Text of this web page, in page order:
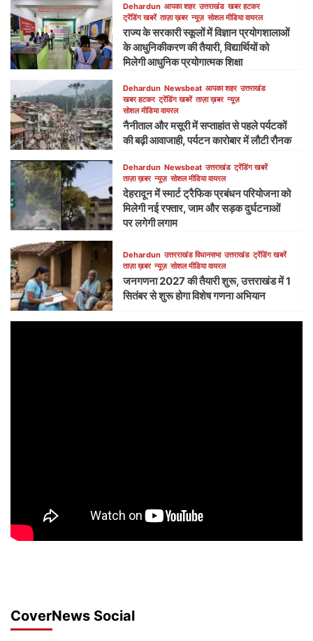
Dehardun आपका शहर उत्तराखंड खबर हटकर
ट्रेंडिंग खबरें ताज़ा ख़बर न्यूज़ सोशल मीडिया वायरल
राज्य के सरकारी स्कूलों में विज्ञान प्रयोगशालाओं
के आधुनिकीकरण की तैयारी, विद्यार्थियों को
मिलेगी आधुनिक प्रयोगात्मक शिक्षा
Dehardun Newsbeat आपका शहर उत्तराखंड
खबर हटकर ट्रेंडिंग खबरें ताज़ा ख़बर न्यूज़
सोशल मीडिया वायरल
नैनीताल और मसूरी में सप्ताहांत से पहले पर्यटकों
की बढ़ी आवाजाही, पर्यटन कारोबार में लौटी रौनक
Dehardun Newsbeat उत्तराखंड ट्रेंडिंग खबरें
ताज़ा ख़बर न्यूज़ सोशल मीडिया वायरल
देहरादून में स्मार्ट ट्रैफिक प्रबंधन परियोजना को
मिलेगी नई रफ्तार, जाम और सड़क दुर्घटनाओं
पर लगेगी लगाम
Dehardun उत्तरराखंड विधानसभा उत्तराखंड ट्रेंडिंग खबरें
ताज़ा ख़बर न्यूज़ सोशल मीडिया वायरल
जनगणना 2027 की तैयारी शुरू, उत्तराखंड में 1
सितंबर से शुरू होगा विशेष गणना अभियान
CoverNews Social